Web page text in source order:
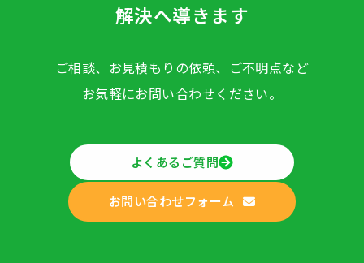
解決へ導きます
ご相談、お見積もりの依頼、ご不明点など
お気軽にお問い合わせください。
よくあるご質問
お問い合わせフォーム